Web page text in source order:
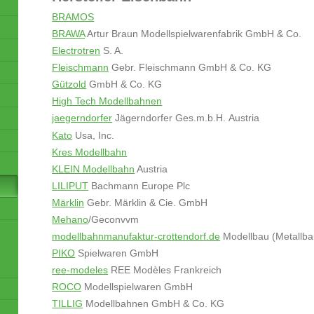
BRAMOS
BRAWAArtur Braun Modellspielwarenfabrik GmbH & Co.
Electrotren S. A.
Fleischmann Gebr. Fleischmann GmbH & Co. KG
Gützold GmbH & Co. KG
High Tech Modellbahnen
jaegerndorfer Jägerndorfer Ges.m.b.H.Austria
Kato Usa, Inc.
Kres Modellbahn
KLEIN Modellbahn Austria
LILIPUT Bachmann Europe Plc
Märklin Gebr. Märklin & Cie. GmbH
Mehano/Geconvvm
modellbahnmanufaktur-crottendorf.de Modellbau
PIKO Spielwaren GmbH
ree-modeles REE Modèles Frankreich
ROCO Modellspielwaren GmbH
TILLIG Modellbahnen GmbH & Co. KG